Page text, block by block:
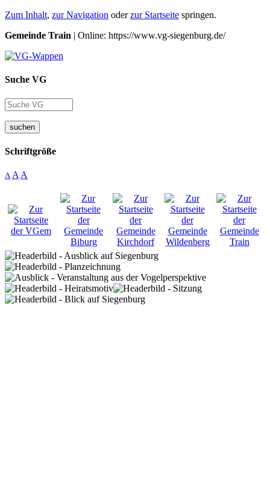
Zum Inhalt, zur Navigation oderzur Startseite springen.
Gemeinde Train | Online: https://www.vg-siegenburg.de/
Suche VG
suchen
Schriftgröße
A A A